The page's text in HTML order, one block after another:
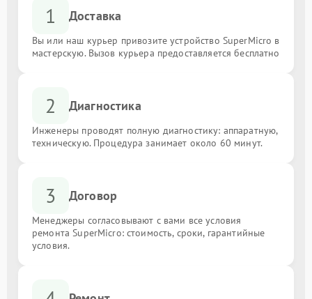
1 Доставка
Вы или наш курьер привозите устройство SuperMicro в
мастерскую. Вызов курьера предоставляется бесплатно
2 Диагностика
Инженеры проводят полную диагностику: аппаратную,
техническую. Процедура занимает около 60 минут.
3 Договор
Менеджеры согласовывают с вами все условия
ремонта SuperMicro: стоимость, сроки, гарантийные
условия.